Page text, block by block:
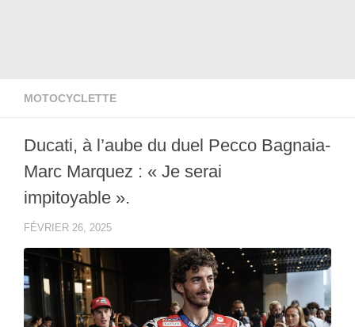
MOTOCYCLETTE
Ducati, à l’aube du duel Pecco Bagnaia-
Marc Marquez : « Je serai
impitoyable ».
FÉVRIER 26, 2025